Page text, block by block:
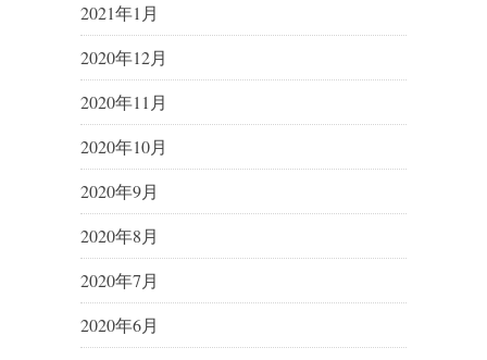
2021年1月
2020年12月
2020年11月
2020年10月
2020年9月
2020年8月
2020年7月
2020年6月